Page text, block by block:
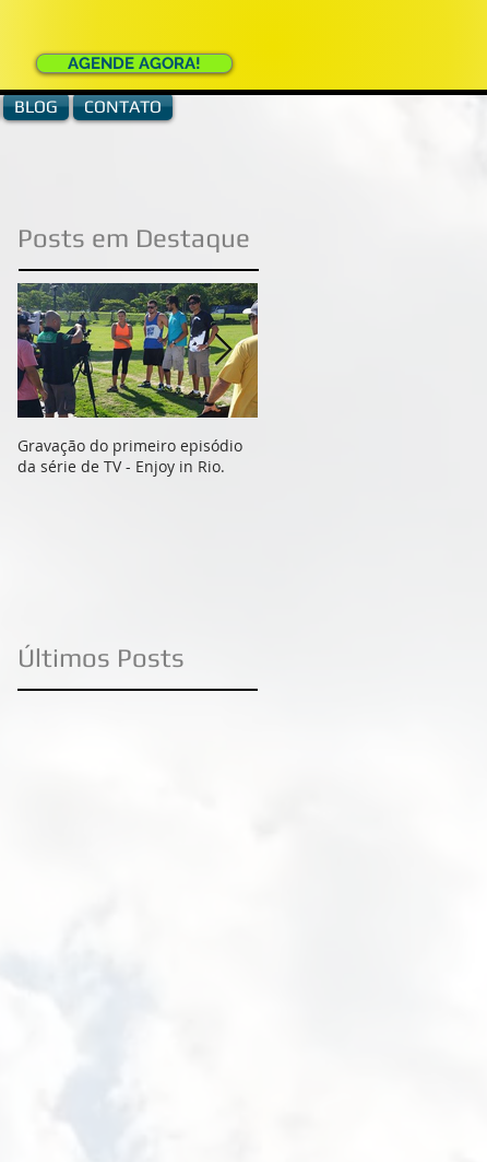
AGENDE AGORA!
BLOG CONTATO
Posts em Destaque
Gravação do primeiro episódio
da série de TV - Enjoy in Rio.
Últimos Posts